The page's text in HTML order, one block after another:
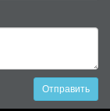
Отправить